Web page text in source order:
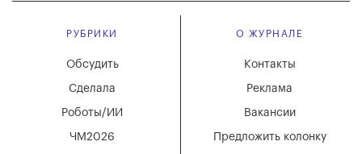
РУБРИКИ
Обсудить
Сделала
Роботы/ИИ
ЧМ2026
О ЖУРНАЛЕ
Вакансии
Реклама
Контакты
Предложить колонку